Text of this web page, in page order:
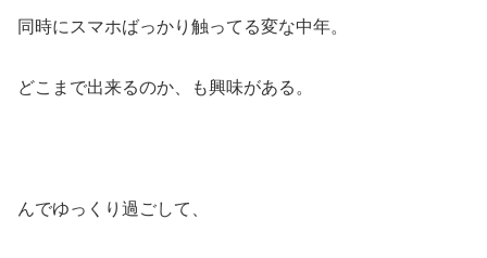
同時にスマホばっかり触ってる変な中年。
どこまで出来るのか、も興味がある。
んでゆっくり過ごして、